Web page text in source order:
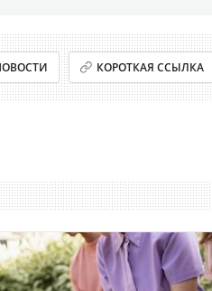
КОРОТКАЯ ССЫЛКА